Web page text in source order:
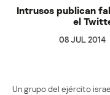
Intrusos publican
el
08 JUL 2014
Un grupo del ejército